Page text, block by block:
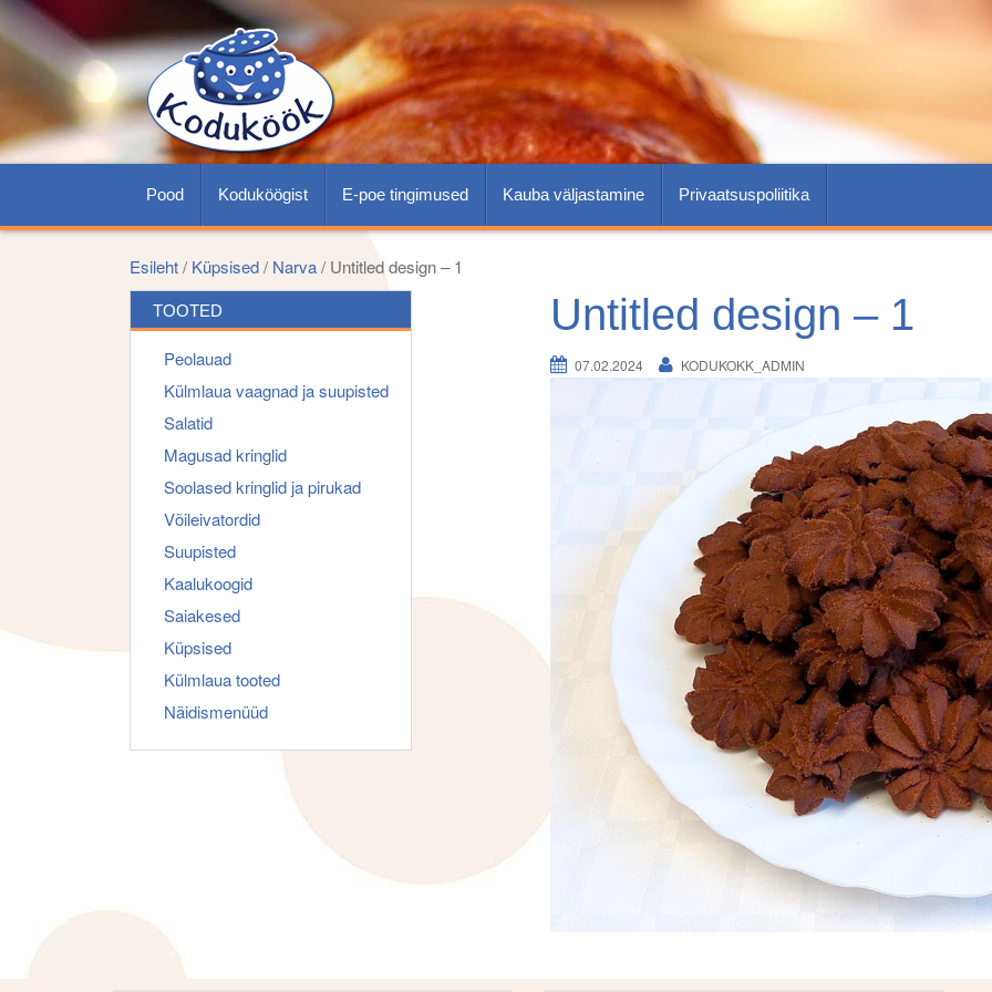
Pood Koduköögist E-poe tingimused Kauba väljastamine Privaatsuspoliitika
Esileht/ Küpsised/ Narva/ Untitled design – 1
Untitled design – 1
07.02.2024 KODUKOKK_ADMIN
TOOTED
Peolauad
Külmlaua vaagnad ja suupisted
Salatid
Magusad kringlid
Soolased kringlid ja pirukad
Võileivatordid
Suupisted
Kaalukoogid
Saiakesed
Küpsised
Külmlaua tooted
Näidismenüüd